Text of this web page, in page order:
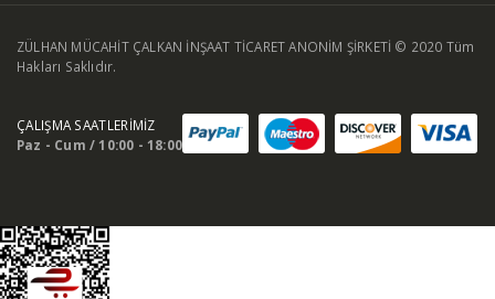
ZÜLHAN MÜCAHİT ÇALKAN İNŞAAT TİCARET ANONİM ŞİRKETİ © 2020 Tüm
Hakları Saklıdır.
ÇALIŞMA SAATLERİMİZ
Paz - Cum / 10:00 - 18:00